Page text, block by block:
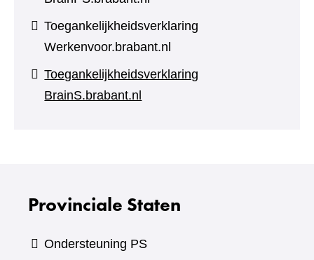
Toegankelijkheidsverklaring
Werkenvoor.brabant.nl
Toegankelijkheidsverklaring
BrainS.brabant.nl
Provinciale Staten
Ondersteuning PS